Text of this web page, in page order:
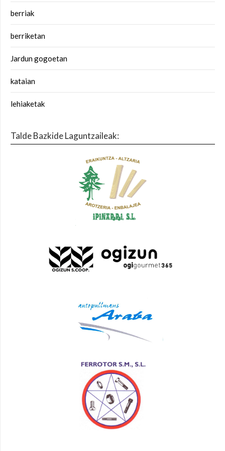
berriak
berriketan
Jardun gogoetan
kataian
lehiaketak
Talde Bazkide Laguntzaileak: